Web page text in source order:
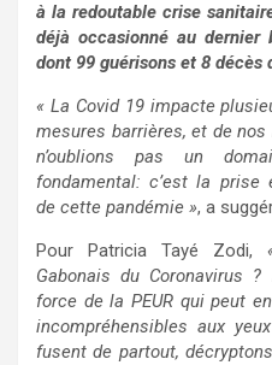
à la redoutable crise
déjà occasionné au
dont 99 guérisons et 8 décès
« La Covid 19 impacte
mesures barrières, et de
n’oublions pas un
fondamental: c’est la prise
de cette pandémie », a
Pour Patricia Tayé Zodi,
Gabonais du Coronavirus
force de la PEUR qui peut
incompréhensibles aux
fusent de partout,